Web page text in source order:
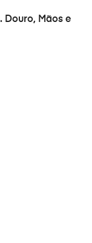
Douro, Mãos e